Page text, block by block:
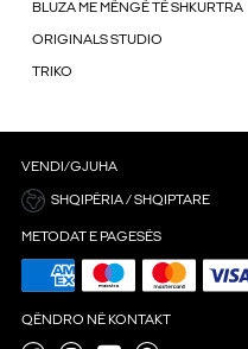
BLUZA ME MËNGË TË SHKURTRA
ORIGINALS STUDIO
TRIKO
VENDI/GJUHA
SHQIPËRIA / SHQIPTARE
METODAT E PAGESËS
QËNDRO NË KONTAKT